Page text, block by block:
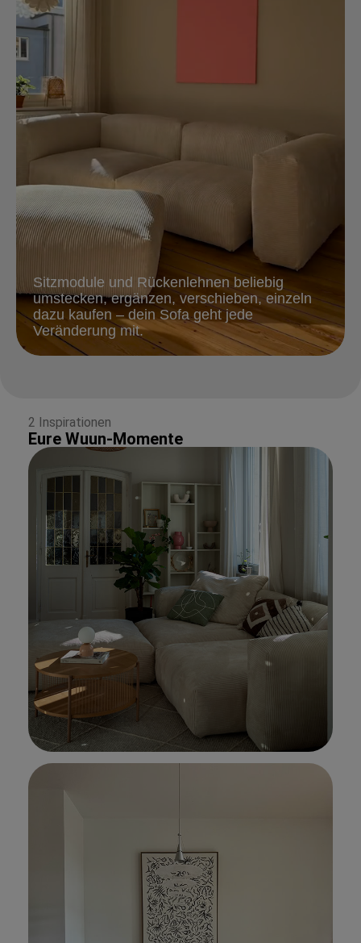
Sitzmodule und Rückenlehnen beliebig
umstecken, ergänzen, verschieben, einzeln
dazu kaufen – dein Sofa geht jede
Veränderung mit.
2 Inspirationen
Eure Wuun-Momente